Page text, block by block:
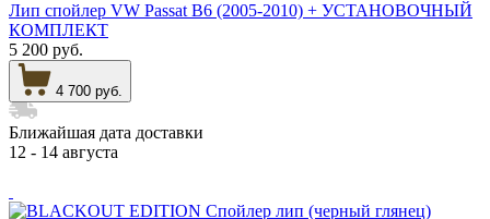
Лип спойлер VW Passat B6 (2005-2010) + УСТАНОВОЧНЫЙ
КОМПЛЕКТ
5 200 руб.
4 700 руб.
Ближайшая дата доставки
12 - 14 августа